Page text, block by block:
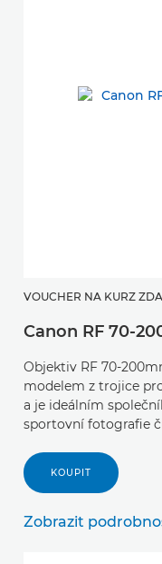
VOUCHER NA KURZ
Canon RF 70-
Objektiv RF 70-
modelem z trojice
a je ideálním
sportovní fotografie
KOUPIT
Zobrazit
Zobrazit